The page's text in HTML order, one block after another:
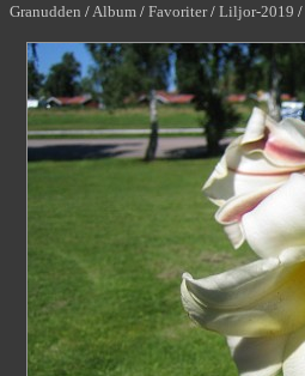
Granudden /Album / Favoriter / Liljor-2019 /